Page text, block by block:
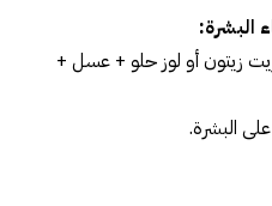
البشرة:
زيتون أو لوز حلو + عسل +
البشرة.